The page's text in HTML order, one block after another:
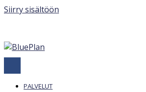
Siirry sisältöön
PALVELUT